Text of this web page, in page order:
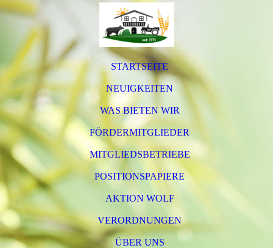
STARTSEITE
NEUIGKEITEN
WAS BIETEN WIR
FÖRDERMITGLIEDER
MITGLIEDSBETRIEBE
POSITIONSPAPIERE
AKTION WOLF
VERORDNUNGEN
ÜBER UNS